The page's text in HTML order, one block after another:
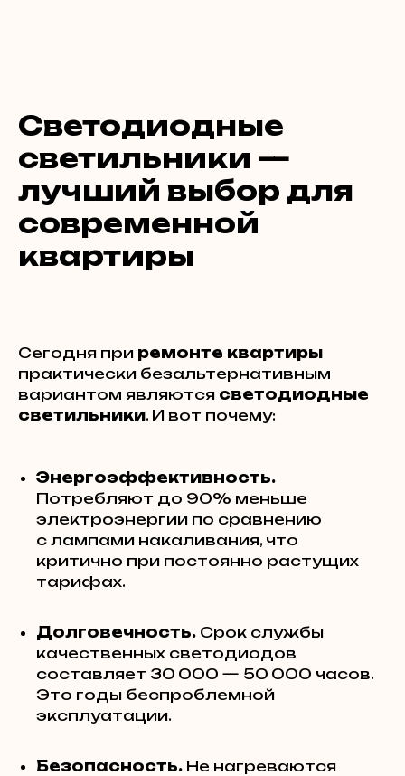
Светодиодные
светильники —
лучший выбор для
современной
квартиры
Сегодня при ремонте квартиры
практически безальтернативным
вариантом являются светодиодные
светильники. И вот почему:
Энергоэффективность.
Потребляют до 90% меньше
электроэнергии по сравнению
с лампами накаливания, что
критично при постоянно растущих
тарифах.
Долговечность. Срок службы
качественных светодиодов
составляет 30 000 — 50 000 часов.
Это годы беспроблемной
эксплуатации.
Безопасность. Не нагреваются